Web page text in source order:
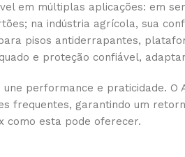
em múltiplas aplicações: em
na indústria agrícola, sua
pisos antiderrapantes,
e proteção confiável,
performance e praticidade. O
frequentes, garantindo um
como esta pode oferecer.